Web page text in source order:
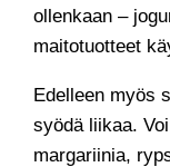
ollenkaan –
maitotuotteet
Edelleen myös
syödä liikaa.
margariinia,